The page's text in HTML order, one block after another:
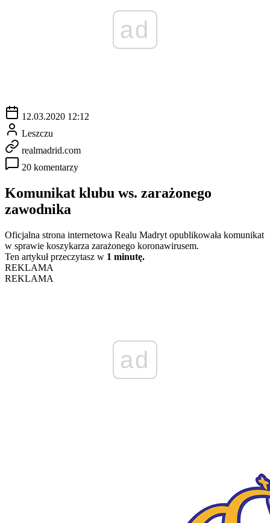
ad
12.03.2020 12:12
Leszczu
realmadrid.com
20 komentarzy
Komunikat klubu ws. zarażonego
zawodnika
Oficjalna strona internetowa Realu Madryt opublikowała komunikat
w sprawie koszykarza zarażonego koronawirusem.
Ten artykuł przeczytasz w 1 minutę.
REKLAMA
REKLAMA
ad